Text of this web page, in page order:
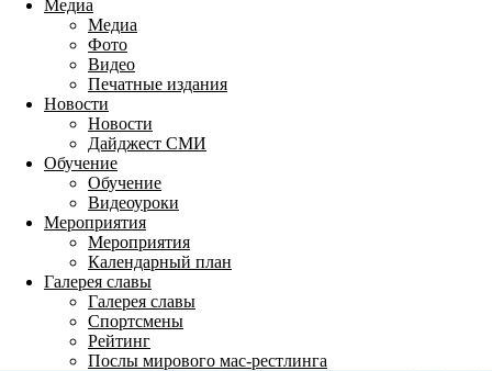
Медиа
Медиа
Фото
Видео
Печатные издания
Новости
Новости
Дайджест СМИ
Обучение
Обучение
Видеоуроки
Мероприятия
Мероприятия
Календарный план
Галерея славы
Галерея славы
Спортсмены
Рейтинг
Послы мирового мас-рестлинга